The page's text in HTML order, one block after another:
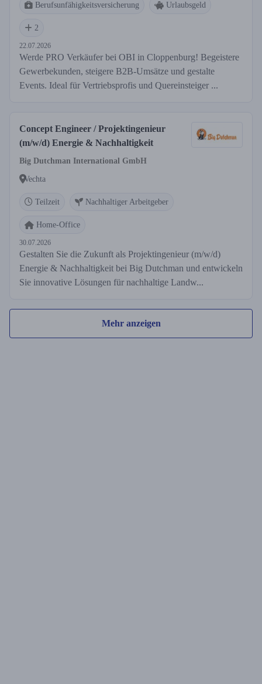
Berufsunfähigkeitsversicherung Urlaubsgeld
2
22.07.2026
Werde PRO Verkäufer bei OBI in Cloppenburg! Begeistere
Gewerbekunden, steigere B2B-Umsätze und gestalte
Events. Ideal für Vertriebsprofis und Quereinsteiger ...
Concept Engineer / Projektingenieur
(m/w/d) Energie & Nachhaltigkeit
Big Dutchman International GmbH
Vechta
Teilzeit Nachhaltiger Arbeitgeber
Home-Office
30.07.2026
Gestalten Sie die Zukunft als Projektingenieur (m/w/d)
Energie & Nachhaltigkeit bei Big Dutchman und entwickeln
Sie innovative Lösungen für nachhaltige Landw...
Mehr anzeigen